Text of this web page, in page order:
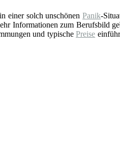
einer solch unschönenPanik-
Informationen zum Berufsbild
und typischePreise